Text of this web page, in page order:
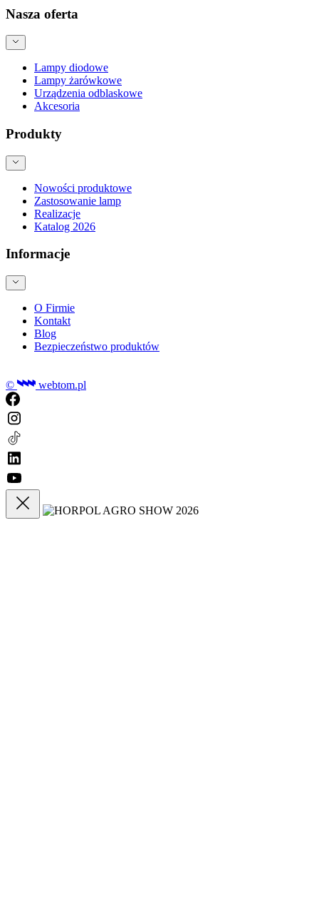
Nasza oferta
Lampy diodowe
Lampy żarówkowe
Urządzenia odblaskowe
Akcesoria
Produkty
Nowości produktowe
Zastosowanie lamp
Realizacje
Katalog 2026
Informacje
O Firmie
Kontakt
Blog
Bezpieczeństwo produktów
© webtom.pl